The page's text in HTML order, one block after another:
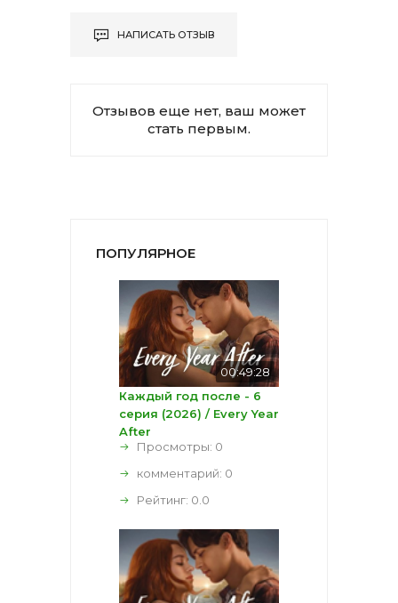
НАПИСАТЬ ОТЗЫВ
Отзывов еще нет, ваш может
стать первым.
ПОПУЛЯРНОЕ
00:49:28
Каждый год после - 6
серия (2026) / Every Year
After
Просмотры: 0
комментарий: 0
Рейтинг: 0.0